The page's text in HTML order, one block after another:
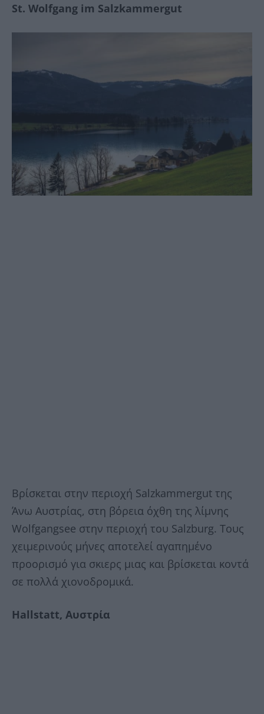
St. Wolfgang im Salzkammergut
Βρίσκεται στην περιοχή Salzkammergut της
Άνω Αυστρίας, στη βόρεια όχθη της λίμνης
Wolfgangsee στην περιοχή του Salzburg. Τους
χειμερινούς μήνες αποτελεί αγαπημένο
προορισμό για σκιερς μιας και βρίσκεται κοντά
σε πολλά χιονοδρομικά.
Hallstatt, Αυστρία